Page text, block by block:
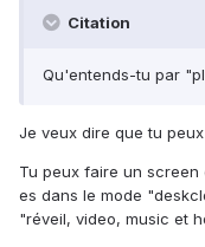
Citation
Qu'entends-tu par
Je veux dire que tu
Tu peux faire un
es dans le mode
"réveil, video, music et